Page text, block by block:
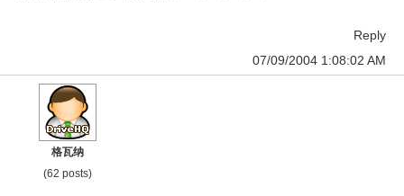
Reply
07/09/2004 1:08:02 AM
格瓦纳
(62 posts)